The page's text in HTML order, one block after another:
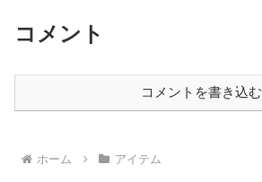
コメント
コメントを書き込む
ホーム アイテム